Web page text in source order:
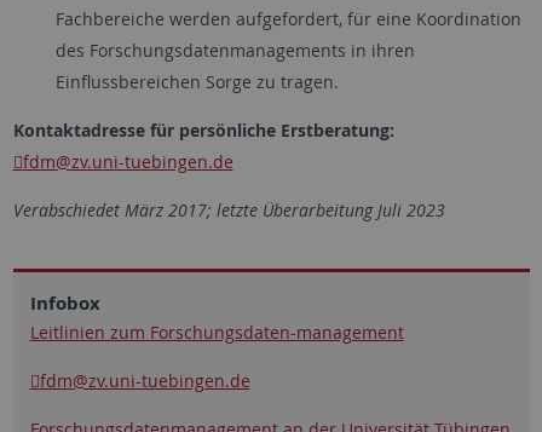
Fachbereiche werden aufgefordert, für eine Koordination
des Forschungsdatenmanagements in ihren
Einflussbereichen Sorge zu tragen.
Kontaktadresse für persönliche Erstberatung:
fdm@zv.uni-tuebingen.de
Verabschiedet März 2017; letzte Überarbeitung Juli 2023
Infobox
Leitlinien zum Forschungsdaten-management
fdm@zv.uni-tuebingen.de